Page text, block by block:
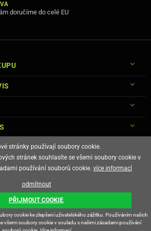
doručíme do celé EU
vytvořila
stránky používají soubory cookie.
stránek souhlasíte se všemi soubory cookie v
používání souborů cookie. více informací
odmítnout
PŘIJMOUT COOKIE
cookie ke zlepšení uživatelského zážitku. Používáním našich
všemi soubory cookie v souladu s našimi zásadami používání